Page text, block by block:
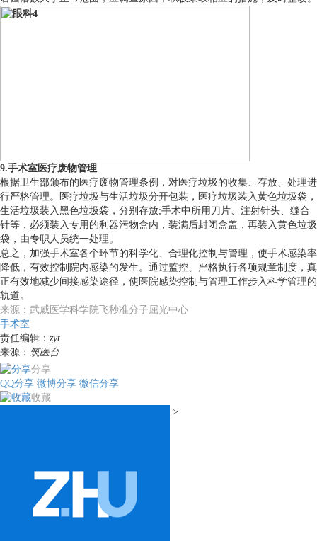
9.手术室医疗废物管理
根据卫生部颁布的医疗废物管理条例，对医疗垃圾的收集、存放、处理进
行严格管理。医疗垃圾与生活垃圾分开包装，医疗垃圾装入黄色垃圾袋，
生活垃圾装入黑色垃圾袋，分别存放;手术中所用刀片、注射针头、缝合
针等，必须装入专用的利器污物盒内，装满后封闭盒盖，再装入黄色垃圾
袋，由专职人员统一处理。
总之，加强手术室各个环节的科学化、合理化控制与管理，使手术感染率
降低，有效控制院内感染的发生。通过监控、严格执行各项规章制度，真
正有效地减少间接感染途径，使医院感染控制与管理工作步入科学管理的
轨道。
来源：武威医学科学院飞秒准分子屈光中心
手术室
责任编辑： zyt
来源： 筑医台
分享
QQ分享 微博分享 微信分享
收藏
>